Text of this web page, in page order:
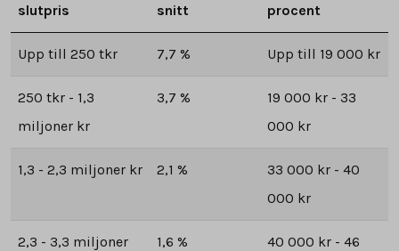
slutpris
snitt
procent
Upp till 250 tkr 7,7 % Upp till 19 000 kr
250 tkr - 1,3
miljoner kr
3,7 %
19 000 kr - 33
000 kr
1,3 - 2,3 miljoner kr 2,1 %
33 000 kr - 40
000 kr
2,3 - 3,3 miljoner
1,6 %
40 000 kr - 46